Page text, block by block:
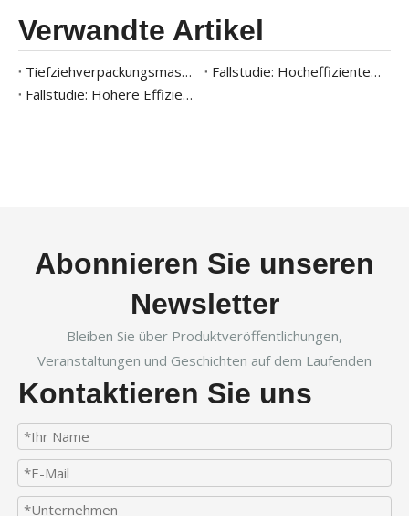
Verwandte Artikel
Tiefziehverpackungsmaschine für Fertiggerichte: Eine vollständige Fallstudie
Fallstudie: Hocheffiziente Verpackungslösung für gefrorene Meeresfrüchte
Fallstudie: Höhere Effizienz der Fleischverpackungslösung
Abonnieren Sie unseren
Newsletter
Bleiben Sie über Produktveröffentlichungen,
Veranstaltungen und Geschichten auf dem Laufenden
Kontaktieren Sie uns